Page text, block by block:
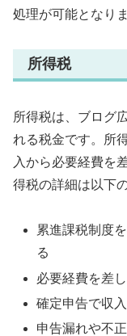
処理が可能となりま
所得税
所得税は、ブログ
れる税金です。所
入から必要経費を
得税の詳細は以下
累進課税制度
る
必要経費を差
確定申告で収
申告漏れや不